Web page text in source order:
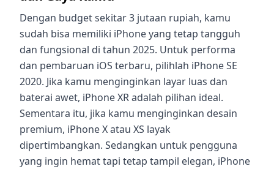
Dengan budget sekitar 3 jutaan rupiah, kamu
sudah bisa memiliki iPhone yang tetap tangguh
dan fungsional di tahun 2025. Untuk performa
dan pembaruan iOS terbaru, pilihlah iPhone SE
2020. Jika kamu menginginkan layar luas dan
baterai awet, iPhone XR adalah pilihan ideal.
Sementara itu, jika kamu menginginkan desain
premium, iPhone X atau XS layak
dipertimbangkan. Sedangkan untuk pengguna
yang ingin hemat tapi tetap tampil elegan, iPhone